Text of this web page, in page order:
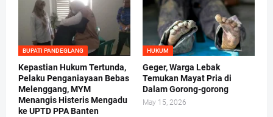
BUPATI PANDEGLANG
Kepastian Hukum Tertunda,
Pelaku Penganiayaan Bebas
Melenggang, MYM
Menangis Histeris Mengadu
ke UPTD PPA Banten
HUKUM
Geger, Warga Lebak
Temukan Mayat Pria di
Dalam Gorong-gorong
May 15, 2026